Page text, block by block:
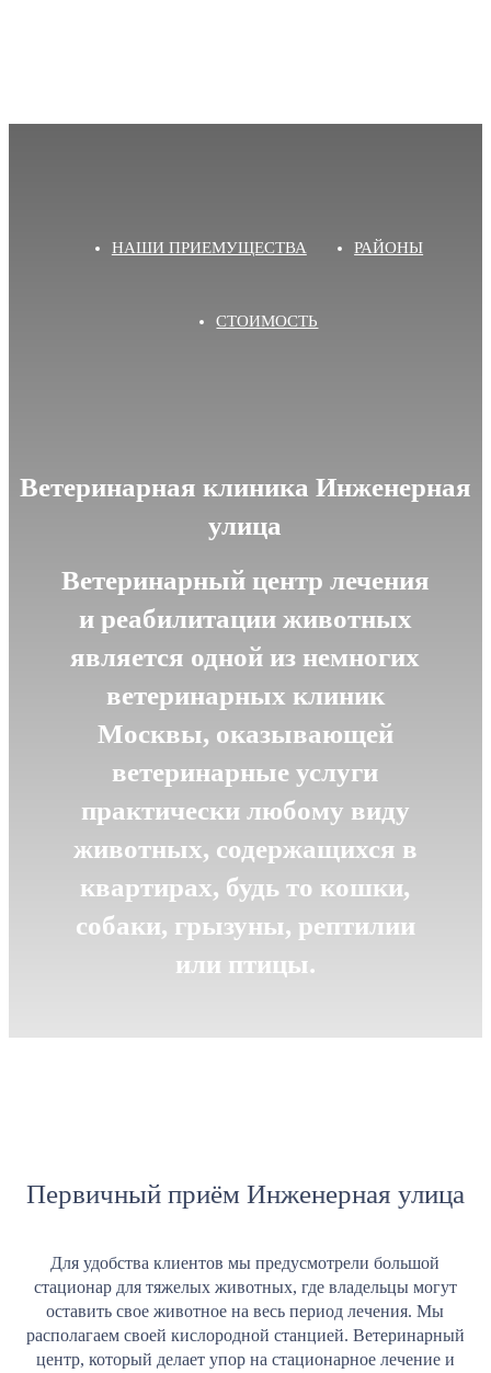
НАШИ ПРИЕМУЩЕСТВА РАЙОНЫ
СТОИМОСТЬ
Ветеринарная клиника Инженерная
улица
Ветеринарный центр лечения
и реабилитации животных
является одной из немногих
ветеринарных клиник
Москвы, оказывающей
ветеринарные услуги
практически любому виду
животных, содержащихся в
квартирах, будь то кошки,
собаки, грызуны, рептилии
или птицы.
Первичный приём Инженерная улица
Для удобства клиентов мы предусмотрели большой
стационар для тяжелых животных, где владельцы могут
оставить свое животное на весь период лечения. Мы
располагаем своей кислородной станцией. Ветеринарный
центр, который делает упор на стационарное лечение и